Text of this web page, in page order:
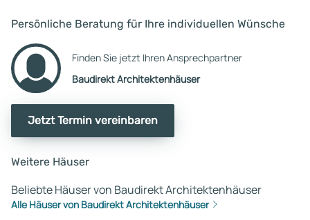
Persönliche Beratung für Ihre individuellen Wünsche
Finden Sie jetzt Ihren Ansprechpartner
Baudirekt Architektenhäuser
Jetzt Termin vereinbaren
Weitere Häuser
Beliebte Häuser von Baudirekt Architektenhäuser
Alle Häuser von Baudirekt Architektenhäuser